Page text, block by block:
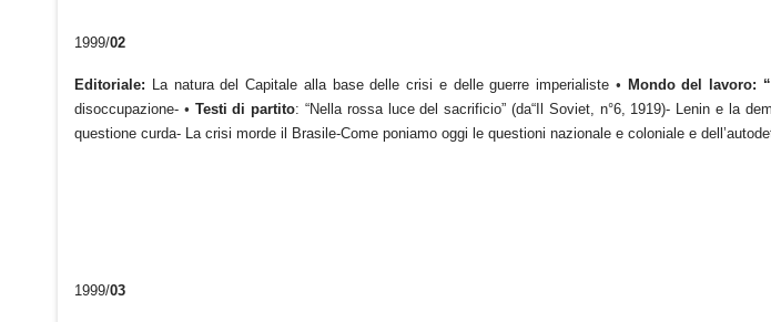
1999/02
Editoriale: La natura del Capitale alla base delle crisi e delle guerre imperialiste • Mondo del lavoro: “
disoccupazione- • Testi di partito: “Nella rossa luce del sacrificio” (da“Il Soviet, n°6, 1919)- Lenin e la
questione curda- La crisi morde il Brasile-Come poniamo oggi le questioni nazionale e coloniale e
1999/03